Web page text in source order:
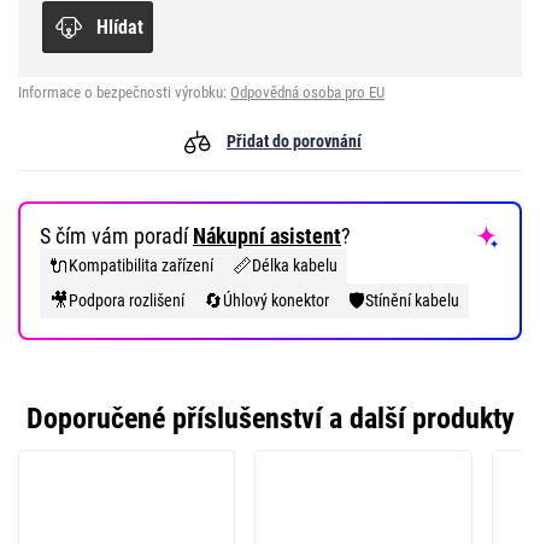
Hlídat
Informace o bezpečnosti výrobku: Odpovědná osoba pro EU
Přidat do porovnání
S čím vám poradíNákupní asistent?
🔌Kompatibilita zařízení 📏Délka kabelu
🎥Podpora rozlišení 🔄Úhlový konektor 🛡️Stínění kabelu
Doporučené příslušenství a další produkty